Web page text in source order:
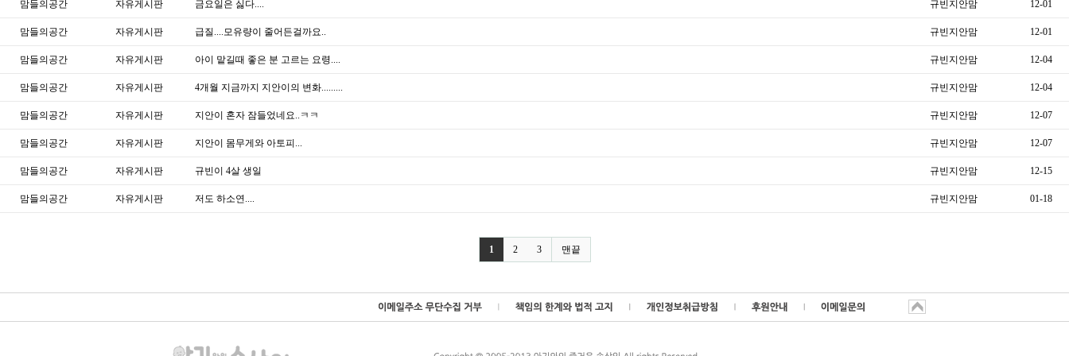
맘들의공간 자유게시판 금요일은 싫다.... 규빈지안맘 12-01
맘들의공간 자유게시판 급질....모유량이 줄어든걸까요.. 규빈지안맘 12-01
맘들의공간 자유게시판 아이 맡길때 좋은 분 고르는 요령.... 규빈지안맘 12-04
맘들의공간 자유게시판 4개월 지금까지 지안이의 변화......... 규빈지안맘 12-04
맘들의공간 자유게시판 지안이 혼자 잠들었네요..ㅋㅋ 규빈지안맘 12-07
맘들의공간 자유게시판 지안이 몸무게와 아토피... 규빈지안맘 12-07
맘들의공간 자유게시판 규빈이 4살 생일 규빈지안맘 12-15
맘들의공간 자유게시판 저도 하소연.... 규빈지안맘 01-18
1 2 3 맨끝